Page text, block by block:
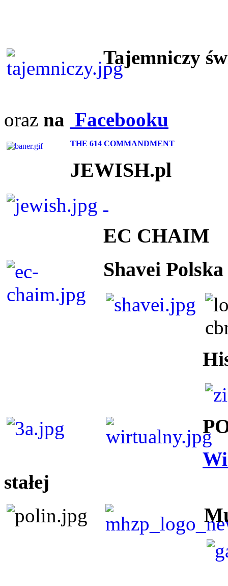
Tajemniczy
oraz na Facebooku
THE 614 COMMANDMENT
JEWISH.pl
EC CHAIM
Shavei Polska
stałej